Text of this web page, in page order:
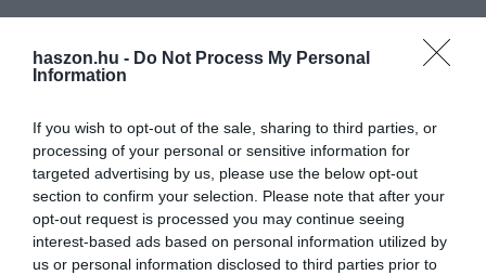
haszon.hu - Do Not Process My Personal
Information
If you wish to opt-out of the sale, sharing to third parties, or
processing of your personal or sensitive information for
targeted advertising by us, please use the below opt-out
section to confirm your selection. Please note that after your
opt-out request is processed you may continue seeing
interest-based ads based on personal information utilized by
us or personal information disclosed to third parties prior to
megoldásokat találni, de talán a legizgalmasabb a
Sydney-i Egyetem újítása: a kutatók mesterséges
villámokkal „kicsiklandozzák” a levegőből az ammóniát.
tüzelőanyagok vagy drága katalizátor. A levegő
oxigénjét és nitrogénjét plazma állapotba hozva a
nitrogén-oxid molekulákat egy membrános elektrolizáló
cellába vezetik. Mivel így az ammónia eleve gáz
halmazállapotú, könnyű kinyerni. Így elkerülhető a
folyadékban való oldódás és az azt követő leválasztás.